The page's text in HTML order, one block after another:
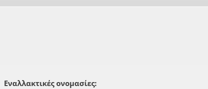
Εναλλακτικές ονομασίες: